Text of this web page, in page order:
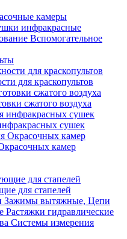
камеры
инфракрасные
Вспомогательное
для краскопультов
сжатого воздуха
сушек
камер
для стапелей
Зажимы вытяжные, Цепи
Растяжки гидравлические
Системы измерения